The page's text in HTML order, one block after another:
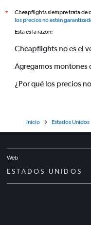
*
Cheapflights siempre trata de
los precios no están
Esta es la razón:
Cheapflights no es el
Agregamos montones
¿Por qué los precios
Inicio Estados Unidos
Web
ESTADOS UNIDOS